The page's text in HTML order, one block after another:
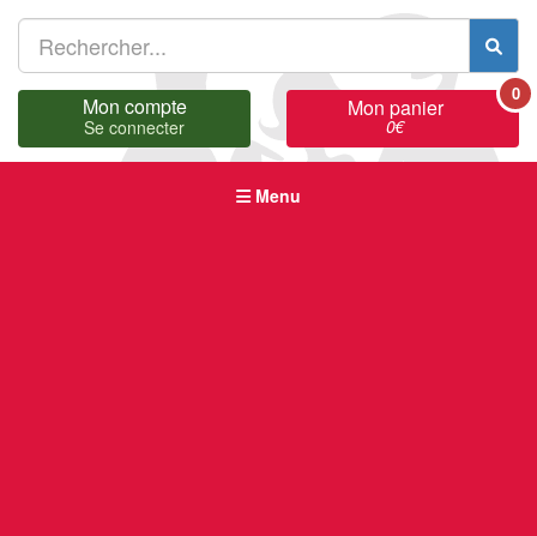
Mon compte
Se connecter
Mon panier
0€
0
Menu